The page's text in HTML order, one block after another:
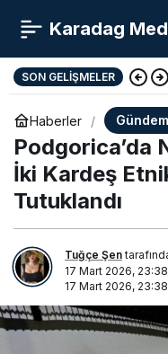
Karadag
SON GELIŞMELER
Haberler Gündem
Podgorica’da
İki Kardeş
Tutuklandı
Tuğçe Şen
17 Mart 2026, 23:38
17 Mart 2026, 23:38